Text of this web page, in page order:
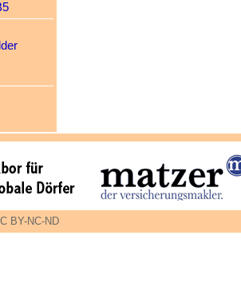
BY-NC-ND